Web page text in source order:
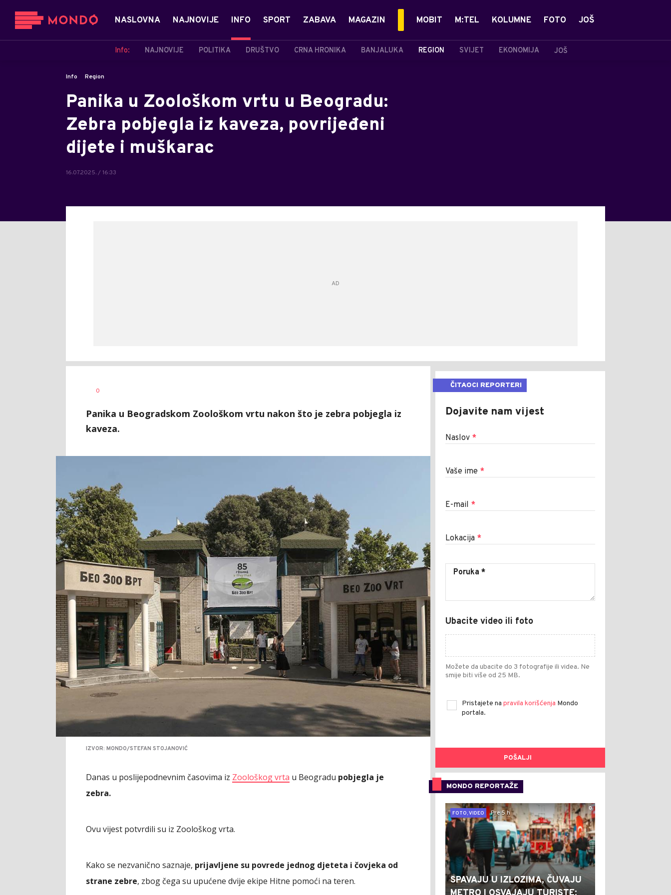
NASLOVNA NAJNOVIJE INFO
Info: NAJNOVIJE POLITIKA DRUŠTVO CRNA HRONIKA BANJALUKA REGION SVIJET EKONOMIJA JOŠ
SPORT ZABAVA MAGAZIN MOBIT M:TEL KOLUMNE FOTO JOŠ
Info Region
Panika u Zoološkom vrtu u Beogradu:
Zebra pobjegla iz kaveza, povrijeđeni
dijete i muškarac
16.07.2025. / 16:33
0
Panika u Beogradskom Zoološkom vrtu nakon što je zebra pobjegla iz
kaveza.
IZVOR: MONDO/STEFAN STOJANOVIĆ
Danas u poslijepodnevnim časovima iz Zoološkog vrta u Beogradu pobjegla je
zebra.
Ovu vijest potvrdili su iz Zoološkog vrta.
Kako se nezvanično saznaje, prijavljene su povrede jednog djeteta i čovjeka od
strane zebre, zbog čega su upućene dvije ekipe Hitne pomoći na teren.
ČITAOCI REPORTERI
Dojavite nam vijest
Naslov *
Vaše ime *
E-mail *
Lokacija *
Ubacite video ili foto
Možete da ubacite do 3 fotografije ili videa. Ne
smije biti više od 25 MB.
Pristajete na pravila korišćenja Mondo
portala.
POŠALJI
MONDO REPORTAŽE
0
FOTO, VIDEO
Pre 5 h
SPAVAJU U IZLOZIMA, ČUVAJU